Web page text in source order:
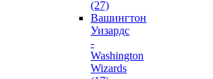
(27)
Вашингтон
Уизардс
-
Washington
Wizards